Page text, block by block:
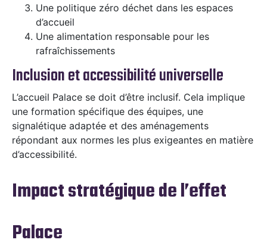
Une politique zéro déchet dans les espaces
d’accueil
Une alimentation responsable pour les
rafraîchissements
Inclusion et accessibilité universelle
L’accueil Palace se doit d’être inclusif. Cela implique
une formation spécifique des équipes, une
signalétique adaptée et des aménagements
répondant aux normes les plus exigeantes en matière
d’accessibilité.
Impact stratégique de l’effet
Palace